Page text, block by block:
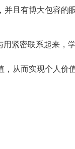
且有博大包容的
用紧密联系起来，
从而实现个人价